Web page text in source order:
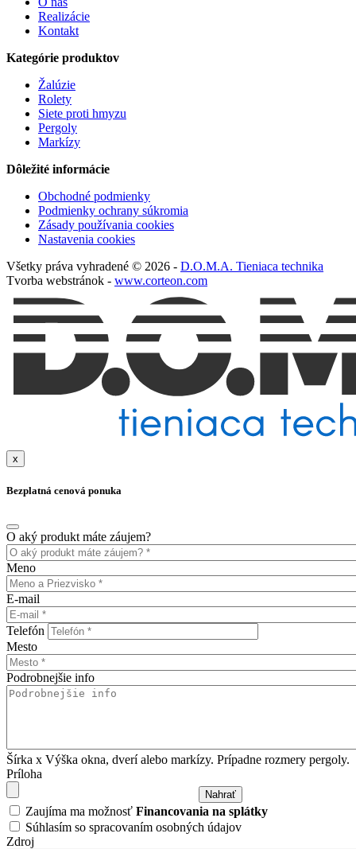
Realizácie
Kontakt
Kategórie produktov
Žalúzie
Rolety
Siete proti hmyzu
Pergoly
Markízy
Dôležité informácie
Obchodné podmienky
Podmienky ochrany súkromia
Zásady používania cookies
Nastavenia cookies
Všetky práva vyhradené © 2026 - D.O.M.A. Tieniaca technika
Tvorba webstránok - www.corteon.com
x
Bezplatná cenová ponuka
O aký produkt máte záujem?
Meno
E-mail
Telefón
Mesto
Podrobnejšie info
Šírka x Výška okna, dverí alebo markízy. Prípadne rozmery pergoly.
Príloha
Zaujíma ma možnosť Financovania na splátky
Súhlasím so spracovaním osobných údajov
Zdroj